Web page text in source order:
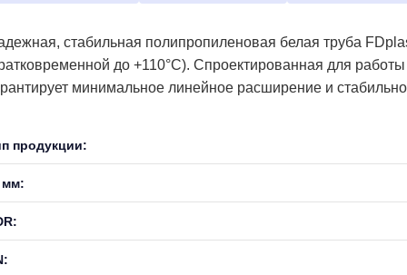
стабильная полипропиленовая белая труба
до +110°С). Спроектированная для
минимальное линейное расширение и
продукции:
мм: